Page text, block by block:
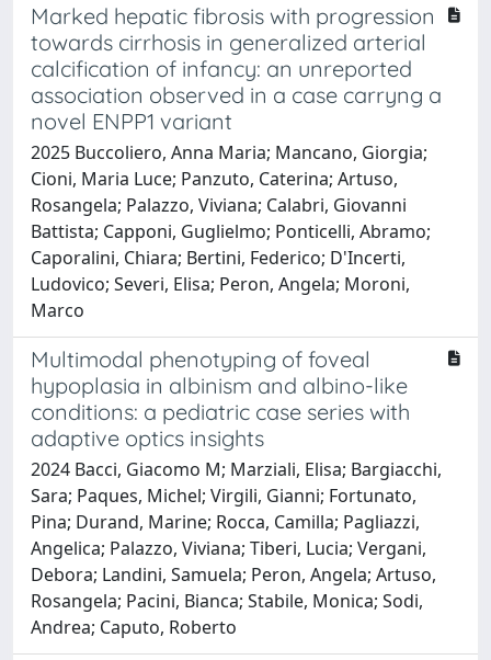
Marked hepatic fibrosis with progression
towards cirrhosis in generalized arterial
calcification of infancy: an unreported
association observed in a case carryng a
novel ENPP1 variant
2025 Buccoliero, Anna Maria; Mancano, Giorgia;
Cioni, Maria Luce; Panzuto, Caterina; Artuso,
Rosangela; Palazzo, Viviana; Calabri, Giovanni
Battista; Capponi, Guglielmo; Ponticelli, Abramo;
Caporalini, Chiara; Bertini, Federico; D'Incerti,
Ludovico; Severi, Elisa; Peron, Angela; Moroni,
Marco
Multimodal phenotyping of foveal
hypoplasia in albinism and albino-like
conditions: a pediatric case series with
adaptive optics insights
2024 Bacci, Giacomo M; Marziali, Elisa; Bargiacchi,
Sara; Paques, Michel; Virgili, Gianni; Fortunato,
Pina; Durand, Marine; Rocca, Camilla; Pagliazzi,
Angelica; Palazzo, Viviana; Tiberi, Lucia; Vergani,
Debora; Landini, Samuela; Peron, Angela; Artuso,
Rosangela; Pacini, Bianca; Stabile, Monica; Sodi,
Andrea; Caputo, Roberto